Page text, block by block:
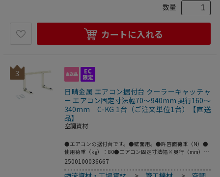
数量
カートに入れる
3
日晴金属 エアコン据付台 クーラーキャッチャ
ー エアコン固定寸法幅70～940mm 奥行160～
340mm C-KG 1台（ご注文単位1台）【直送
品】
空調資材
●エアコンの据付台です。●壁面用。●許容面荷重（N）●
使用荷重（kg）：80●エアコン固定寸法幅×奥行（mm）：
70～940×160～340●色調：アイボリー●材質／仕上：
こちらの商品は事業者様向け商品です。
2500100036667